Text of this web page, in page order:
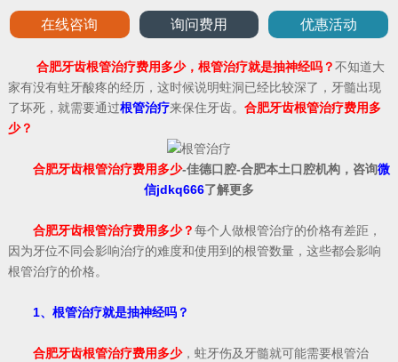
在线咨询 询问费用 优惠活动
合肥牙齿根管治疗费用多少，根管治疗就是抽神经吗？不知道大
家有没有蛀牙酸疼的经历，这时候说明蛀洞已经比较深了，牙髓出现
了坏死，就需要通过根管治疗来保住牙齿。 合肥牙齿根管治疗费用多
少？
合肥牙齿根管治疗费用多少-佳德口腔-合肥本土口腔机构，咨询微
信jdkq666了解更多
合肥牙齿根管治疗费用多少？每个人做根管治疗的价格有差距，
因为牙位不同会影响治疗的难度和使用到的根管数量，这些都会影响
根管治疗的价格。
1、根管治疗就是抽神经吗？
合肥牙齿根管治疗费用多少，蛀牙伤及牙髓就可能需要根管治